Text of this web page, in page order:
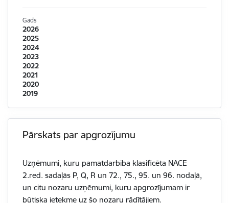
Gads
2026
2025
2024
2023
2022
2021
2020
2019
Pārskats par apgrozījumu
Uzņēmumi, kuru pamatdarbība klasificēta NACE
2.red. sadaļās P, Q, R un 72., 75., 95. un 96. nodaļā,
un citu nozaru uzņēmumi, kuru apgrozījumam ir
būtiska ietekme uz šo nozaru rādītājiem.